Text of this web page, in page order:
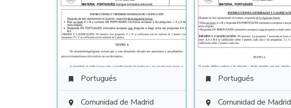
 Portugués
 Comunidad de Madrid
 Portugués
 Comunidad de Madrid